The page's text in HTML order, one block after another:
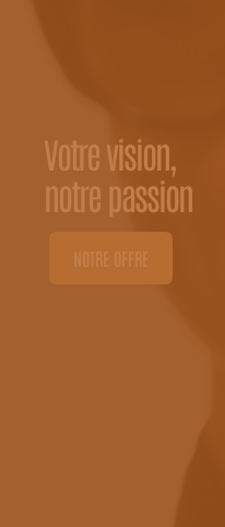
Votre vision,
notre passion
NOTRE OFFRE